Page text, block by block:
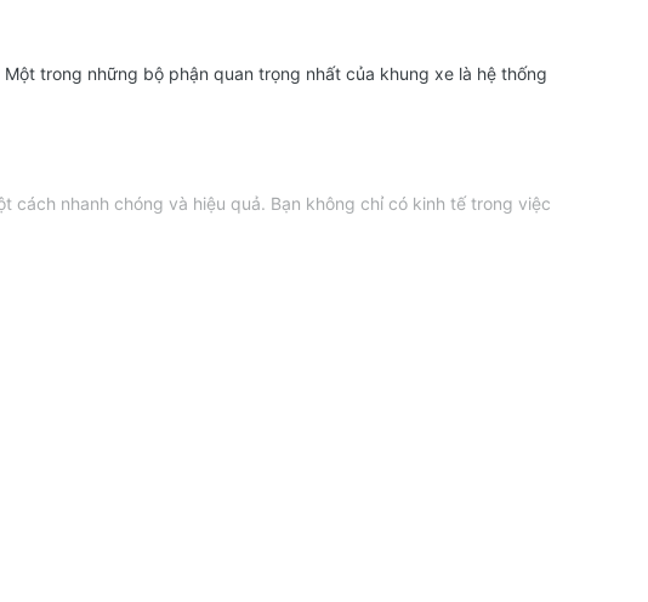
trong những bộ phận quan trọng nhất của khung xe là hệ thống
nhanh chóng và hiệu quả. Bạn không chỉ có kinh tế trong việc